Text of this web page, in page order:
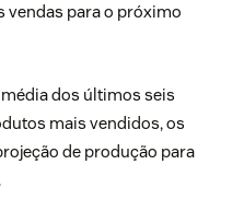
vendas para o próximo
dos últimos seis
mais vendidos, os
de produção para